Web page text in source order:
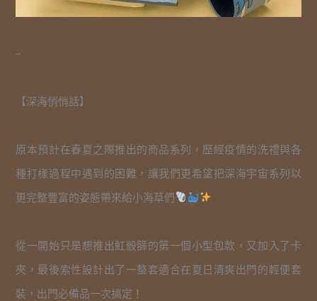
–
【深海悄悄話】
原本預計在春夏之際推出的商品系列，歷經疫情的洗禮與各
種打樣過程中遇到的困難，讓我們更希望把深海宇宙系列以
更完整豐富的姿態帶來給小海草們
從一開始只是想推出魟骰篩的第一個小型包款，又加入了卡
夾，最後索性設計出了一整套適合在夏日清爽出門的輕便套
裝，出門必備品一次搞定！